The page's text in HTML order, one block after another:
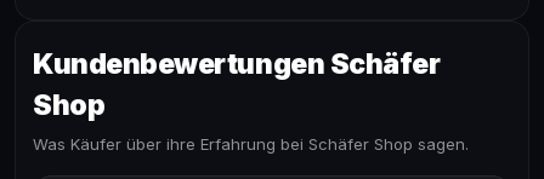
Kundenbewertungen Schäfer
Shop
Was Käufer über ihre Erfahrung bei Schäfer Shop sagen.